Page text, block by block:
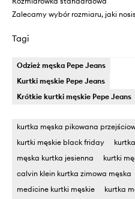
Zalecamy wybór rozmiaru, jaki
Tagi
Odzież męska Pepe Jeans
Kurtki męskie Pepe Jeans
Krótkie kurtki męskie Pepe Jeans
kurtka męska pikowana
kurtki męskie black friday
męska kurtka jesienna
kurtki
calvin klein kurtka zimowa męska
medicine kurtki męskie
kurtka